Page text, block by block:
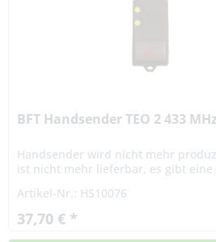
BFT Handsender TEO 2 433
Handsender wird nicht mehr
ist nicht mehr lieferbar, es gibt eine
Artikel-Nr.: HS10076
37,70 € *